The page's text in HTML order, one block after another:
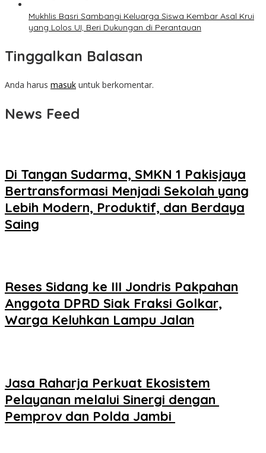
Mukhlis Basri Sambangi Keluarga Siswa Kembar Asal Krui
yang Lolos UI, Beri Dukungan di Perantauan
Tinggalkan Balasan
Anda harus masuk untuk berkomentar.
News Feed
Di Tangan Sudarma, SMKN 1 Pakisjaya
Bertransformasi Menjadi Sekolah yang
Lebih Modern, Produktif, dan Berdaya
Saing
Reses Sidang ke III Jondris Pakpahan
Anggota DPRD Siak Fraksi Golkar,
Warga Keluhkan Lampu Jalan
Jasa Raharja Perkuat Ekosistem
Pelayanan melalui Sinergi dengan
Pemprov dan Polda Jambi